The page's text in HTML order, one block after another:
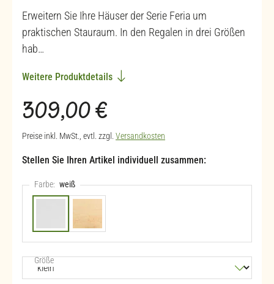
Erweitern Sie Ihre Häuser der Serie Feria um
praktischen Stauraum. In den Regalen in drei Größen
hab…
Weitere Produktdetails
Regulärer Preis:
309,00 €
Preise inkl. MwSt., evtl. zzgl. Versandkosten
Stellen Sie Ihren Artikel individuell zusammen:
Farbe: weiß
Größeauswählen